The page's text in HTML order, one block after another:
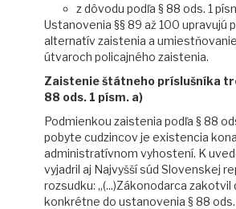
z dôvodu podľa § 88 ods. 1
Ustanovenia §§ 89 až 100 upravujú
alternatív zaistenia a
útvaroch policajného zaistenia.
Zaistenie štátneho príslušníka
88 ods. 1 písm. a)
Podmienkou zaistenia podľa § 88
pobyte cudzincov je existencia
administratívnom vyhostení. K
vyjadril aj Najvyšší súd Slovenskej
rozsudku: „(...)Zákonodarca
konkrétne do ustanovenia § 88